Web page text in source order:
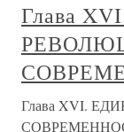
Глава
Глава XVI.